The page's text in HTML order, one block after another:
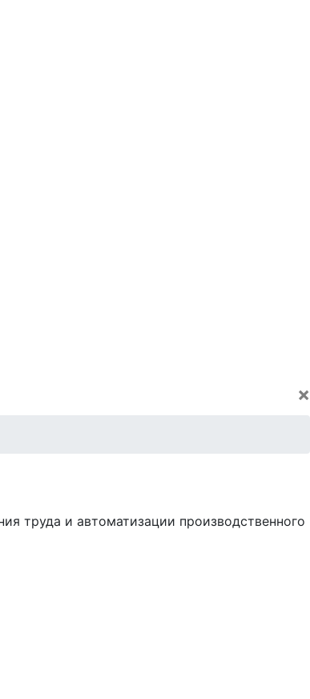
×
труда и автоматизации производственного